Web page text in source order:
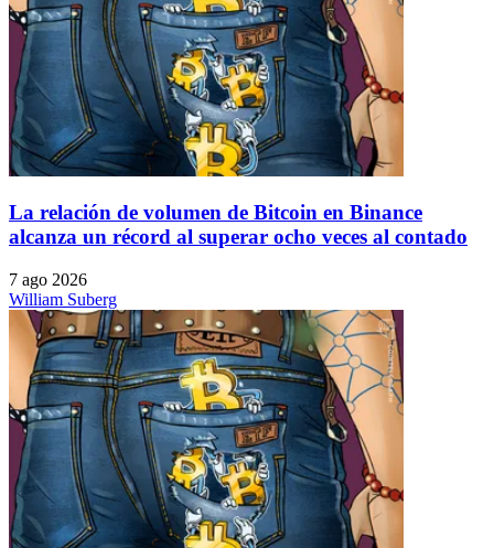
La relación de volumen de Bitcoin en Binance
alcanza un récord al superar ocho veces al contado
7 ago 2026
William Suberg